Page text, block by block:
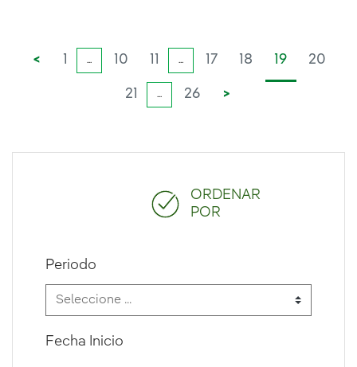
ORDENAR
POR
Fecha Inicio
Periodo
< 1 ... 10 11 ... 17 18 19 20
21 ... 26 >